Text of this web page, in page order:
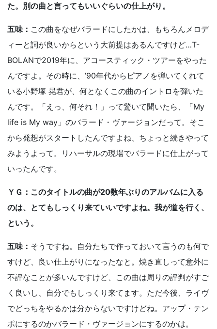
た。別の曲と言ってもいいぐらいの仕上がり。
五味： この曲をなぜバラードにしたかは、もちろんメロデ
ィーと詞が良いからという大前提はあるんですけど…T-
BOLANで2019年に、アコースティック・ツアーをやった
んですよ。その時に、’90年代からピアノを弾いてくれて
いる小野塚 晃君が、何となくこの曲のイントロを弾いた
んです。「えっ、何それ！」って驚いて聞いたら、「My
life is My way」のバラード・ヴァージョンだって。そこ
から発想がスタートしたんですよね、ちょっと続きやって
みようよって。リハーサルの現場でバラードに仕上がって
いったんです。
ＹＧ：このタイトルの曲が20数年ぶりのアルバムに入る
のは、とてもしっくり来ていいですよね。我が道を行く、
という。
五味： そうですね。自分たちで作っておいて言うのも何で
すけど、良い仕上がりになったなと。焼き直しって意外に
不評なことが多いんですけど、この曲は周りの評判がすご
く良いし、自分でもしっくり来てます。ただ今後、ライヴ
でどっちをやるかは分からないですけどね。アップ・テン
ポにするのかバラード・ヴァージョンにするのかは。